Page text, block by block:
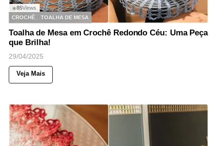
◉85Views
CROCHÊ
TOALHA DE MESA
Toalha de Mesa em Crochê Redondo Céu: Uma Peça
que Brilha!
29/04/2025
Veja Mais